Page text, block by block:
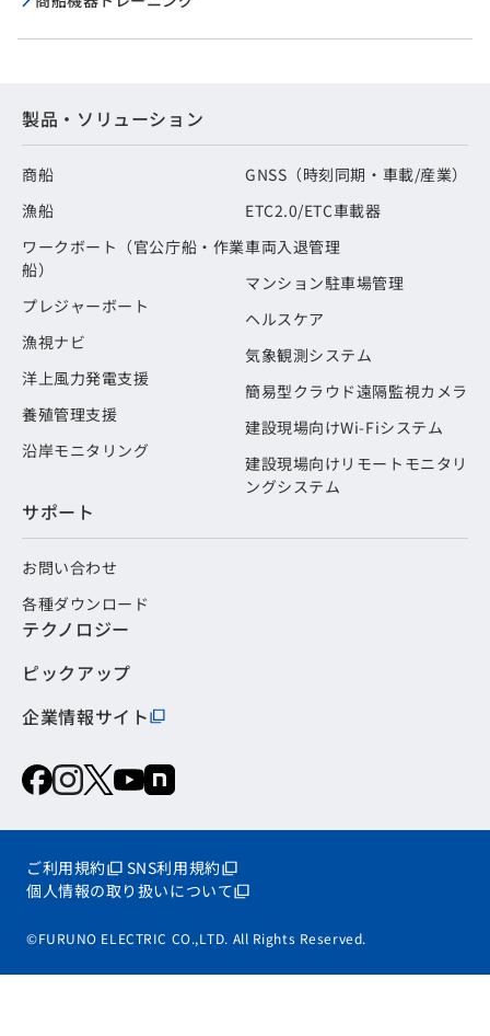
製品・ソリューション
商船
漁船
ワークボート（官公庁船・作業
船）
プレジャーボート
漁視ナビ
洋上風力発電支援
養殖管理支援
沿岸モニタリング
GNSS（時刻同期・車載/産業）
ETC2.0/ETC車載器
車両入退管理
マンション駐車場管理
ヘルスケア
気象観測システム
簡易型クラウド遠隔監視カメラ
建設現場向けWi-Fiシステム
建設現場向けリモートモニタリ
ングシステム
サポート
お問い合わせ
各種ダウンロード
テクノロジー
ピックアップ
企業情報サイト
ご利用規約
SNS利用規約
個人情報の取り扱いについて
©FURUNO ELECTRIC CO.,LTD. All Rights Reserved.